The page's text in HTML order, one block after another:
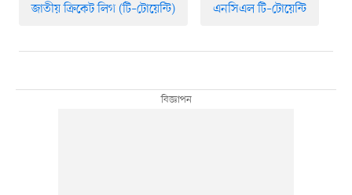
জাতীয় ক্রিকেট লিগ (টি–টোয়েন্টি) এনসিএল টি–টোয়েন্টি